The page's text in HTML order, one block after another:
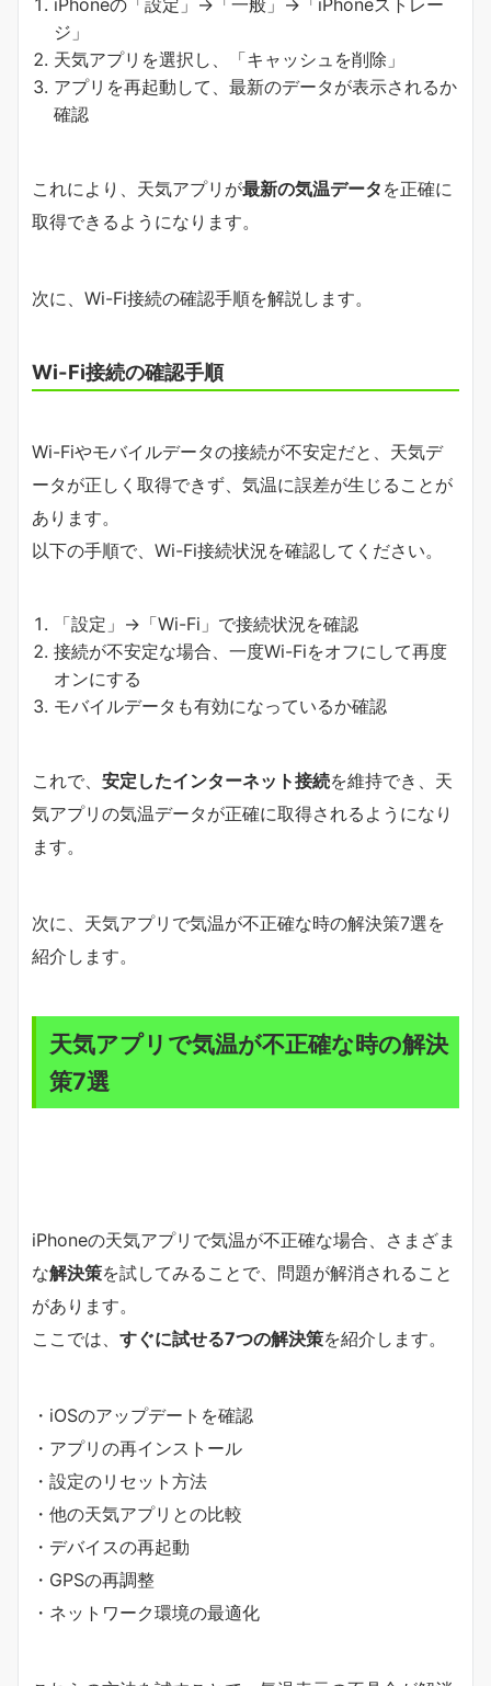
iPhoneの「設定」→「一般」→「iPhoneストレー
ジ」
天気アプリを選択し、「キャッシュを削除」
アプリを再起動して、最新のデータが表示されるか
確認
これにより、天気アプリが最新の気温データ を正確に
取得できるようになります。
次に、Wi-Fi接続の確認手順を解説します。
Wi-Fi接続の確認手順
Wi-Fiやモバイルデータの接続が不安定だと、天気デ
ータが正しく取得できず、気温に誤差が生じることが
あります。
以下の手順で、Wi-Fi接続状況を確認してください。
「設定」→「Wi-Fi」で接続状況を確認
接続が不安定な場合、一度Wi-Fiをオフにして再度
オンにする
モバイルデータも有効になっているか確認
これで、 安定したインターネット接続を維持でき、天
気アプリの気温データが正確に取得されるようになり
ます。
次に、天気アプリで気温が不正確な時の解決策7選を
紹介します。
天気アプリで気温が不正確な時の解決
策7選
iPhoneの天気アプリで気温が不正確な場合、さまざま
な解決策を試してみることで、問題が解消されること
があります。
ここでは、 すぐに試せる7つの解決策を紹介します。
・iOSのアップデートを確認
・アプリの再インストール
・設定のリセット方法
・他の天気アプリとの比較
・デバイスの再起動
・GPSの再調整
・ネットワーク環境の最適化